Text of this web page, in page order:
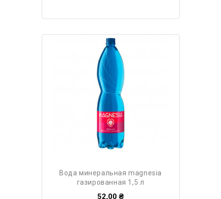
вода минеральная magnesia
газированная 1,5 л
52,00 ₴